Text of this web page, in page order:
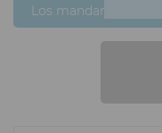
Los mandaré después